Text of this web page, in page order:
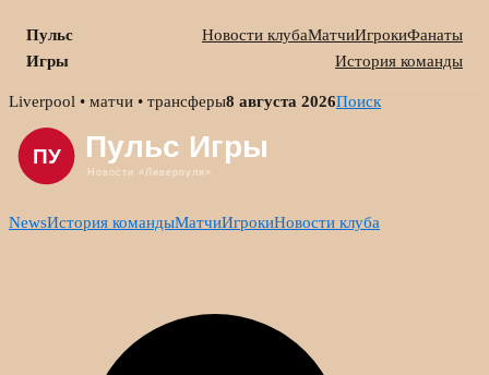
Пульс
Игры
Новости клубаМатчиИгрокиФанаты
История команды
Skip
content
Liverpool • матчи • трансферы8 августа 2026Поиск
NewsИстория командыМатчиИгрокиНовости клуба